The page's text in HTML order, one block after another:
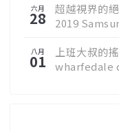
六月
28
超越視界的
2019
八月
01
上班大叔的
wharfedale